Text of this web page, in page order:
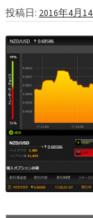
ン
へ
ス
キ
ッ
プ
ス
キ
ッ
プ
ハイローオー
オプションビ
ファイブスター
初心者講座
基本ルール・
トレンドを見
投稿日: 2016年4月